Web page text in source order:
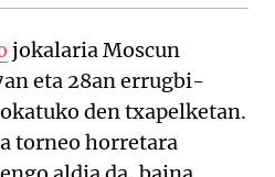
jokalaria Moscun
eta 28an errugbi-
den txapelketan.
torneo horretara